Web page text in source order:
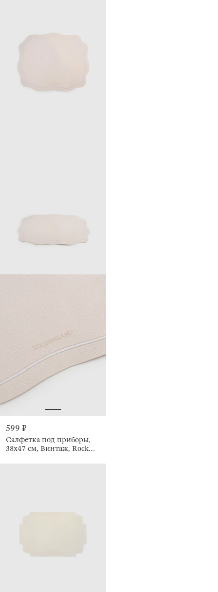
599 ₽
Салфетка под приборы,
38х47 см, Винтаж, Rock